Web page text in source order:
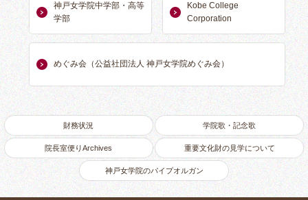
神戸女学院中学部・高等
学部
Kobe College
Corporation
めぐみ会（公益社団法人 神戸女学院めぐみ会）
財務状況 学院歌・記念歌
院長室便りArchives 重要文化財の見学について
神戸女学院のパイプオルガン